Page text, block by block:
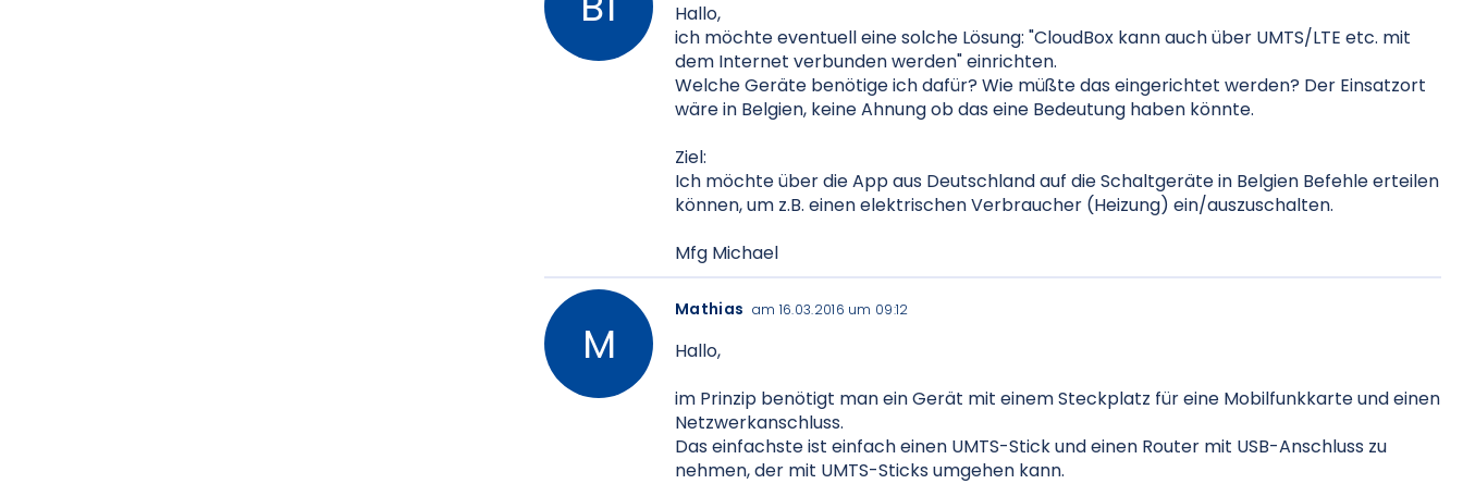
Hallo,
ich möchte eventuell eine solche Lösung: "CloudBox kann auch über UMTS/LTE etc. mit
dem Internet verbunden werden" einrichten.
Welche Geräte benötige ich dafür? Wie müßte das eingerichtet werden? Der Einsatzort
wäre in Belgien, keine Ahnung ob das eine Bedeutung haben könnte.
Ziel:
Ich möchte über die App aus Deutschland auf die Schaltgeräte in Belgien Befehle erteilen
können, um z.B. einen elektrischen Verbraucher (Heizung) ein/auszuschalten.
Mfg Michael
Mathias am 16.03.2016 um 09:12
Hallo,
im Prinzip benötigt man ein Gerät mit einem Steckplatz für eine Mobilfunkkarte und einen
Netzwerkanschluss.
Das einfachste ist einfach einen UMTS-Stick und einen Router mit USB-Anschluss zu
nehmen, der mit UMTS-Sticks umgehen kann.